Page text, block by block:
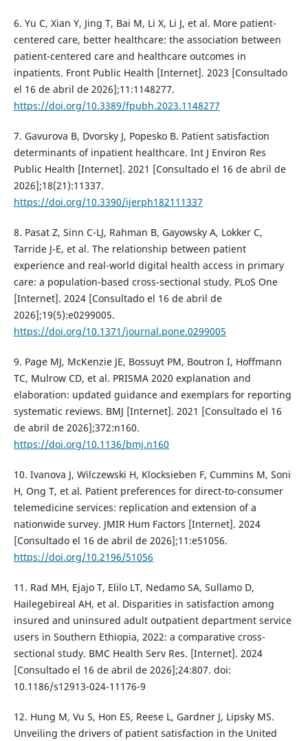
6. Yu C, Xian Y, Jing T, Bai M, Li X, Li J, et al. More patient-
centered care, better healthcare: the association between
patient-centered care and healthcare outcomes in
inpatients. Front Public Health [Internet]. 2023 [Consultado
el 16 de abril de 2026];11:1148277.
https://doi.org/10.3389/fpubh.2023.1148277
7. Gavurova B, Dvorsky J, Popesko B. Patient satisfaction
determinants of inpatient healthcare. Int J Environ Res
Public Health [Internet]. 2021 [Consultado el 16 de abril de
2026];18(21):11337.
https://doi.org/10.3390/ijerph182111337
8. Pasat Z, Sinn C-LJ, Rahman B, Gayowsky A, Lokker C,
Tarride J-E, et al. The relationship between patient
experience and real-world digital health access in primary
care: a population-based cross-sectional study. PLoS One
[Internet]. 2024 [Consultado el 16 de abril de
2026];19(5):e0299005.
https://doi.org/10.1371/journal.pone.0299005
9. Page MJ, McKenzie JE, Bossuyt PM, Boutron I, Hoffmann
TC, Mulrow CD, et al. PRISMA 2020 explanation and
elaboration: updated guidance and exemplars for reporting
systematic reviews. BMJ [Internet]. 2021 [Consultado el 16
de abril de 2026];372:n160.
https://doi.org/10.1136/bmj.n160
10. Ivanova J, Wilczewski H, Klocksieben F, Cummins M, Soni
H, Ong T, et al. Patient preferences for direct-to-consumer
telemedicine services: replication and extension of a
nationwide survey. JMIR Hum Factors [Internet]. 2024
[Consultado el 16 de abril de 2026];11:e51056.
https://doi.org/10.2196/51056
11. Rad MH, Ejajo T, Elilo LT, Nedamo SA, Sullamo D,
Hailegebireal AH, et al. Disparities in satisfaction among
insured and uninsured adult outpatient department service
users in Southern Ethiopia, 2022: a comparative cross-
sectional study. BMC Health Serv Res. [Internet]. 2024
[Consultado el 16 de abril de 2026];24:807. doi:
10.1186/s12913-024-11176-9
12. Hung M, Vu S, Hon ES, Reese L, Gardner J, Lipsky MS.
Unveiling the drivers of patient satisfaction in the United